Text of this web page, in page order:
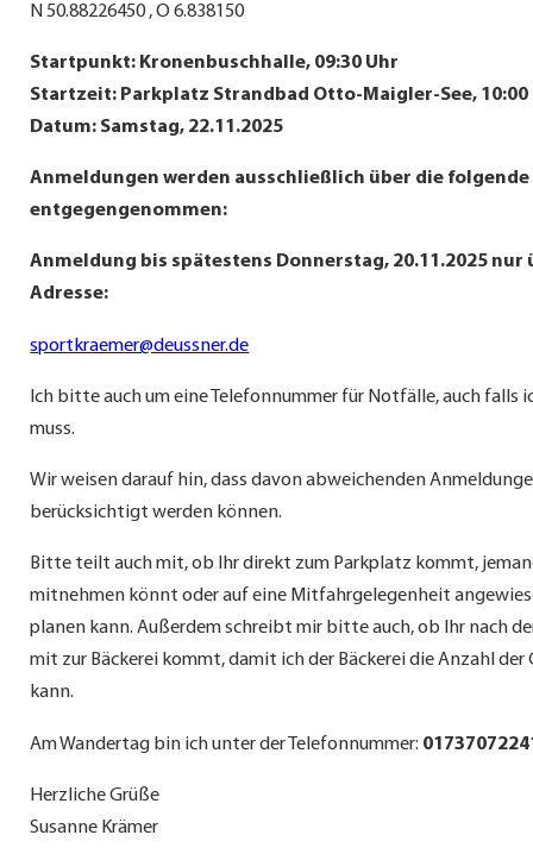
N 50.88226450 , O 6.838150
Startpunkt: Kronenbuschhalle, 09:30 Uhr
Startzeit: Parkplatz Strandbad Otto-Maigler-See, 10:00
Datum: Samstag, 22.11.2025
Anmeldungen werden ausschließlich über die
entgegengenommen:
Anmeldung bis spätestens Donnerstag, 20.11.2025 nur
Adresse:
sportkraemer@deussner.de
Ich bitte auch um eine Telefonnummer für Notfälle, auch falls
muss.
Wir weisen darauf hin, dass davon abweichenden
berücksichtigt werden können.
Bitte teilt auch mit, ob Ihr direkt zum Parkplatz kommt,
mitnehmen könnt oder auf eine Mitfahrgelegenheit
planen kann. Außerdem schreibt mir bitte auch, ob Ihr nach
mit zur Bäckerei kommt, damit ich der Bäckerei die Anzahl
kann.
Am Wandertag bin ich unter der Telefonnummer:
Herzliche Grüße
Susanne Krämer